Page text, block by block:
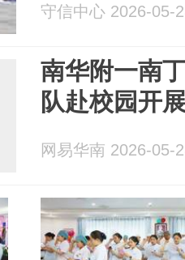
守信中心 2026-05-
南华附一南
队赴校园开
网易华南 2026-05-